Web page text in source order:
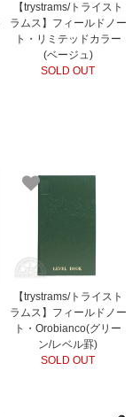
【trystrams/トライスト
ラムス】フィールドノー
ト・リミテッドカラー
(ベージュ)
SOLD OUT
【trystrams/トライスト
ラムス】フィールドノー
ト・Orobianco(グリー
ン/レベル罫)
SOLD OUT